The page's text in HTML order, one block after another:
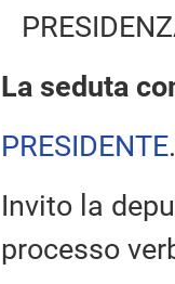
La seduta
PRESIDENTE
Invito la
processo